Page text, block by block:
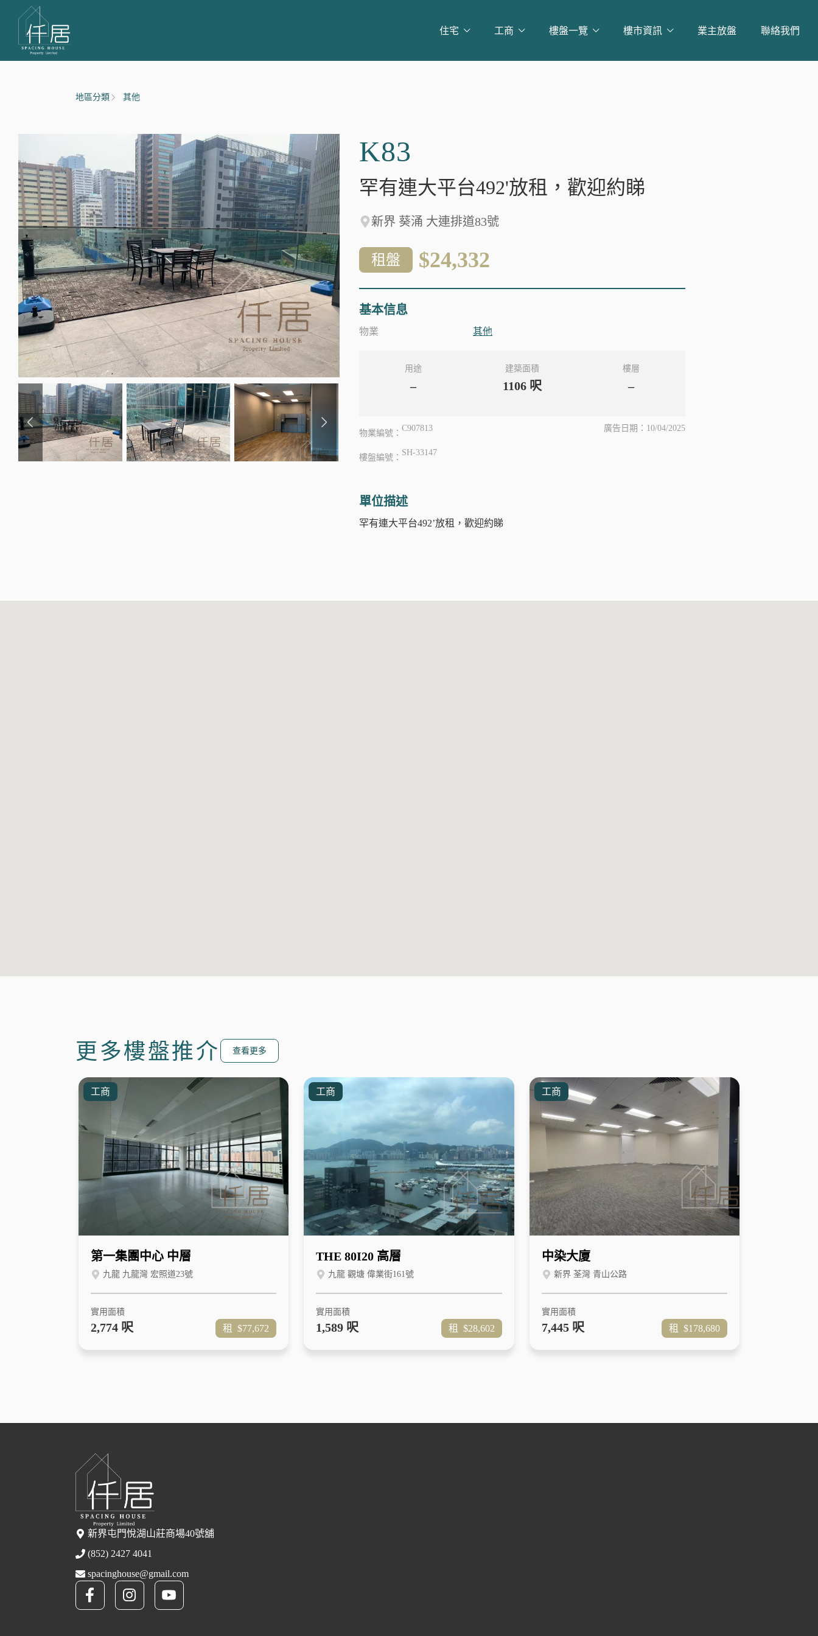
住宅 工商 樓盤一覽 樓市資訊 業主放盤 聯絡我們
地區分類 其他
K83
罕有連大平台492'放租，歡迎約睇
新界 葵涌 大連排道83號
租盤 $24,332
基本信息
物業 其他
用途
–
建築面積
1106呎
樓層
–
物業編號：
C907813
樓盤編號：
SH-33147
廣告日期：10/04/2025
單位描述
罕有連大平台492’放租，歡迎約睇
更多樓盤推介 查看更多
工商
第一集團中心 中層
九龍 九龍灣 宏照道23號
實用面積
2,774 呎 租 $77,672
工商
THE 80I20 高層
九龍 觀塘 偉業街161號
實用面積
1,589 呎 租 $28,602
工商
中染大廈
新界 荃灣 青山公路
實用面積
7,445 呎 租 $178,680
新界屯門悅湖山莊商場40號舖
(852) 2427 4041
spacinghouse@gmail.com